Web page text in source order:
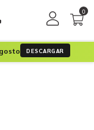
0
DESCARGAR